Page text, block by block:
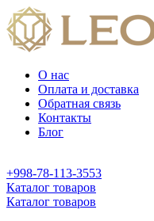
О нас
Оплата и доставка
Обратная связь
Контакты
Блог
+998-78-113-3553
Каталог товаров
Каталог товаров